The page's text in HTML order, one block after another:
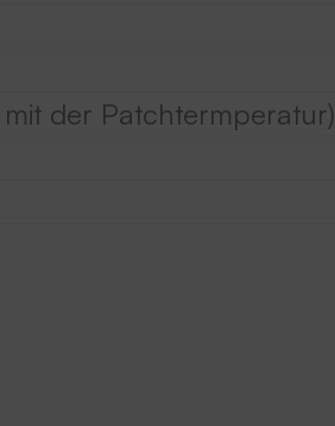
der Patchtermperatur)